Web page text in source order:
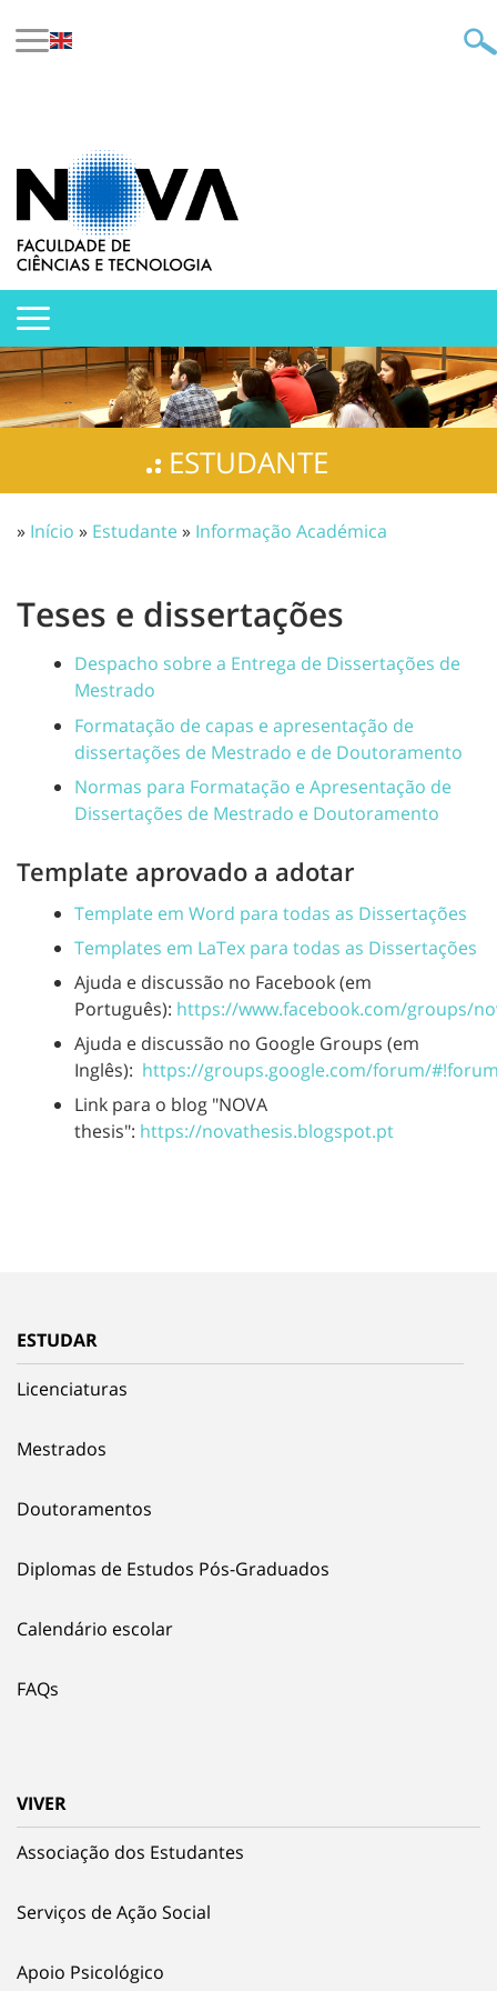
ESTUDANTE
» Início » Estudante» Informação Académica
Teses e dissertações
Despacho sobre a Entrega de Dissertações de
Mestrado
Formatação de capas e apresentação de
dissertações de Mestrado e de Doutoramento
Normas para Formatação e Apresentação de
Dissertações de Mestrado e Doutoramento
Template aprovado a adotar
Template em Word para todas as Dissertações
Templates em LaTex para todas as Dissertações
Ajuda e discussão no Facebook (em
Português): https://www.facebook.com/groups/
Ajuda e discussão no Google Groups (em
Inglês): https://groups.google.com/forum/
Link para o blog "NOVA
thesis": https://novathesis.blogspot.pt
ESTUDAR
Licenciaturas
Mestrados
Doutoramentos
Diplomas de Estudos Pós-Graduados
Calendário escolar
FAQs
VIVER
Associação dos Estudantes
Serviços de Ação Social
Apoio Psicológico